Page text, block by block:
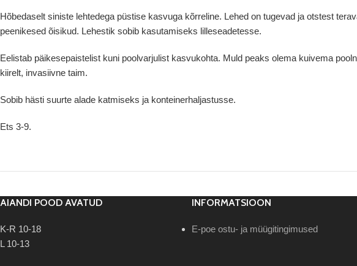
Hõbedaselt siniste lehtedega püstise kasvuga kõrreline. Lehed on tugevad ja otstest
peenikesed õisikud. Lehestik sobib kasutamiseks lilleseadetesse.
Eelistab päikesepaistelist kuni poolvarjulist kasvukohta. Muld peaks olema kuivema
kiirelt, invasiivne taim.
Sobib hästi suurte alade katmiseks ja konteinerhaljastusse.
Ets 3-9.
AIANDI POOD AVATUD
K-R 10-18
L 10-13
INFORMATSIOON
E-poe ostu- ja müügitingimused